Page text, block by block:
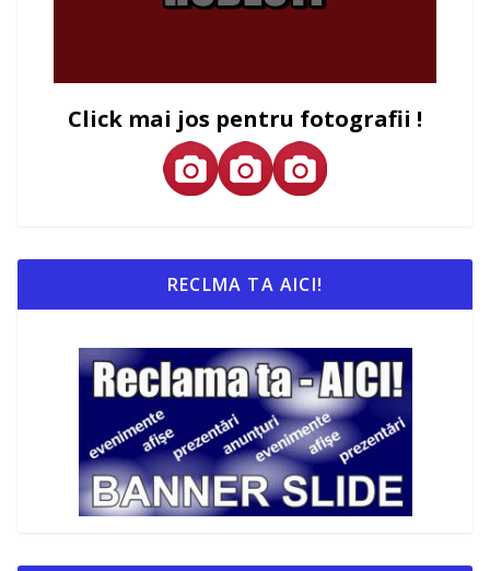
Click mai jos pentru fotografii !
RECLMA TA AICI!